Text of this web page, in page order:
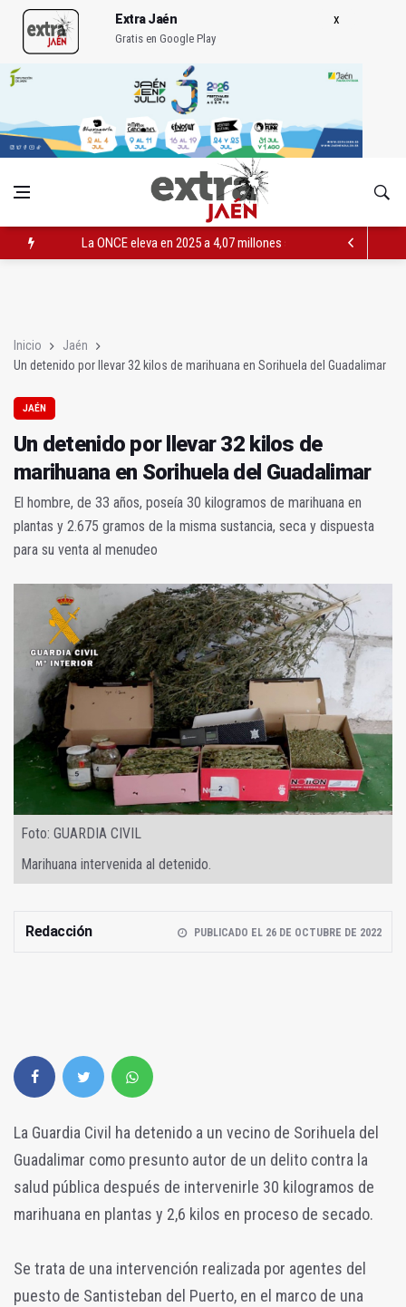
Extra Jaén
Gratis en Google Play
La ONCE eleva en 2025 a 4,07 millones su inversión social en
Inicio
Jaén
Un detenido por llevar 32 kilos de marihuana en Sorihuela del Guadalimar
JAÉN
Un detenido por llevar 32 kilos de
marihuana en Sorihuela del Guadalimar
El hombre, de 33 años, poseía 30 kilogramos de marihuana en
plantas y 2.675 gramos de la misma sustancia, seca y dispuesta
para su venta al menudeo
Foto: GUARDIA CIVIL
Marihuana intervenida al detenido.
Redacción PUBLICADO EL 26 DE OCTUBRE DE 2022
La Guardia Civil ha detenido a un vecino de Sorihuela del
Guadalimar como presunto autor de un delito contra la
salud pública después de intervenirle 30 kilogramos de
marihuana en plantas y 2,6 kilos en proceso de secado.
Se trata de una intervención realizada por agentes del
puesto de Santisteban del Puerto, en el marco de una